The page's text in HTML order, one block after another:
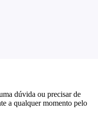
dúvida ou precisar de
a qualquer momento pelo